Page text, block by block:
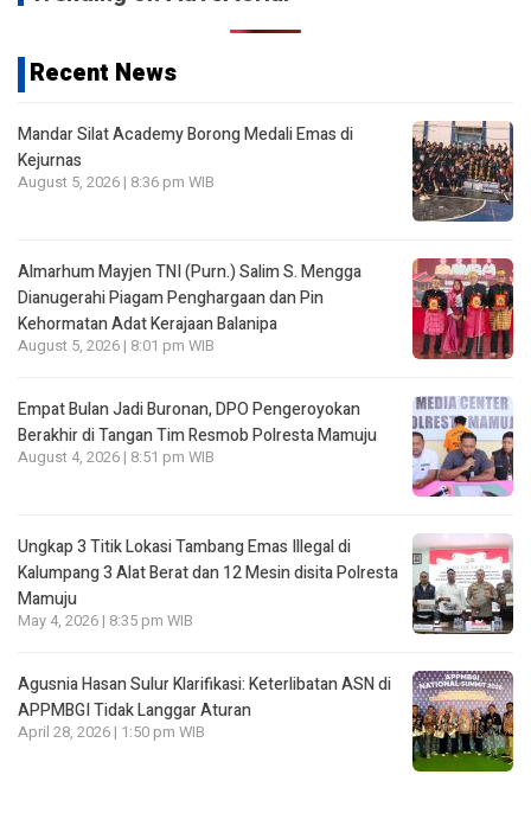
Recent News
Mandar Silat Academy Borong Medali Emas di
Kejurnas
August 5, 2026 | 8:36 pm WIB
Almarhum Mayjen TNI (Purn.) Salim S. Mengga
Dianugerahi Piagam Penghargaan dan Pin
Kehormatan Adat Kerajaan Balanipa
August 5, 2026 | 8:01 pm WIB
Empat Bulan Jadi Buronan, DPO Pengeroyokan
Berakhir di Tangan Tim Resmob Polresta Mamuju
August 4, 2026 | 8:51 pm WIB
Ungkap 3 Titik Lokasi Tambang Emas Illegal di
Kalumpang 3 Alat Berat dan 12 Mesin disita Polresta
Mamuju
May 4, 2026 | 8:35 pm WIB
Agusnia Hasan Sulur Klarifikasi: Keterlibatan ASN di
APPMBGI Tidak Langgar Aturan
April 28, 2026 | 1:50 pm WIB